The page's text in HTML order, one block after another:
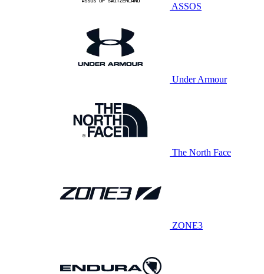
ASSOS
Under Armour
The North Face
ZONE3